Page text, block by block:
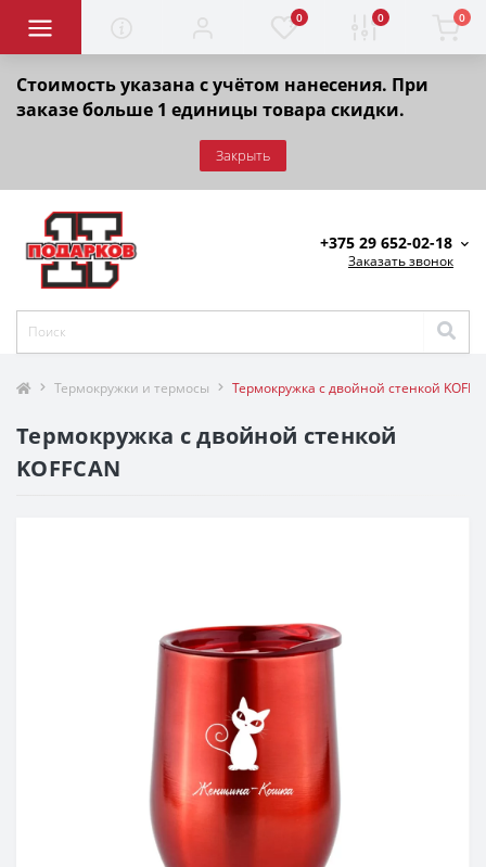
Стоимость указана с учётом нанесения. При
заказе больше 1 единицы товара скидки.
Закрыть
0 0 0
+375 29 652-02-18
Заказать звонок
Термокружки и термосы Термокружка с двойной стенкой
Термокружка с двойной стенкой
KOFFCAN